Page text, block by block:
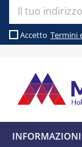
Accetto Termini
INFORMAZIONI